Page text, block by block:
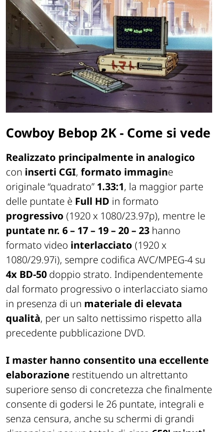
Cowboy Bebop 2K - Come si vede
Realizzato principalmente in analogico
con inserti CGI, formato immagine
originale “quadrato” 1.33:1, la maggior parte
delle puntate è Full HD in formato
progressivo (1920 x 1080/23.97p), mentre le
puntate nr. 6 – 17 – 19 – 20 – 23 hanno
formato video interlacciato (1920 x
1080/29.97i), sempre codifica AVC/MPEG-4 su
4x BD-50 doppio strato. Indipendentemente
dal formato progressivo o interlacciato siamo
in presenza di un materiale di elevata
qualità, per un salto nettissimo rispetto alla
precedente pubblicazione DVD.
I master hanno consentito una eccellente
elaborazione restituendo un altrettanto
superiore senso di concretezza che finalmente
consente di godersi le 26 puntate, integrali e
senza censura, anche su schermi di grandi